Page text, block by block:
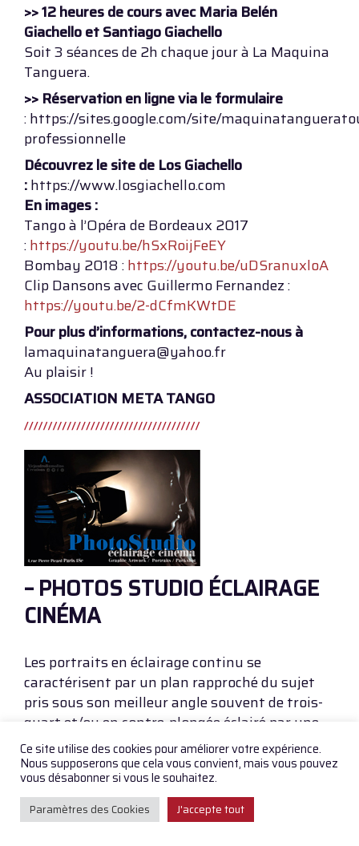
>> 12 heures de cours avec Maria Belén
Giachello et Santiago Giachello
Soit 3 séances de 2h chaque jour à La Maquina
Tanguera.
>> Réservation en ligne via le formulaire
: https://sites.google.com/site/
professionnelle
Découvrez le site de Los Giachello
:https://www.losgiachello.com
En images :
Tango à l’Opéra de Bordeaux 2017
:https://youtu.be/hSxRoijFeEY
Bombay 2018 :https://youtu.be/uDSranuxloA
Clip Dansons avec Guillermo Fernandez :
https://youtu.be/2-dCfmKWtDE
Pour plus d’informations, contactez-nous à
lamaquinatanguera@yahoo.fr
Au plaisir !
ASSOCIATION META TANGO
– PHOTOS STUDIO ÉCLAIRAGE
CINÉMA
Les portraits en éclairage continu se
caractérisent par un plan rapproché du sujet
pris sous son meilleur angle souvent de trois-
quart et/ou en contre-plongée éclairé par une
lumière de projecteurs de cinéma
généralement latérale ou en halo créant un
fort effet de clair-obscur sur un fond noir ou
blanc.
La formule Shooting de 1h est idéale pour
Ce site utilise des cookies pour améliorer votre expérience.
Nous supposerons que cela vous convient, mais vous pouvez
vous désabonner si vous le souhaitez.
Paramètres des Cookies J'accepte tout